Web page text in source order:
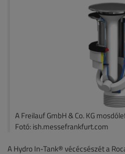
A Freilauf GmbH & Co. KG
Fotó: ish.messefrankfurt.com
A Hydro In-Tank® vécécsészét a